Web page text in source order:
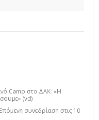
Camp στο ΔΑΚ: «Η
(vd)
συνεδρίαση στις 10